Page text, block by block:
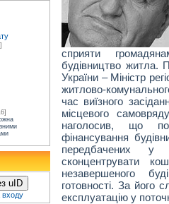
uID
сприяти
будівництво житла.
України – Міністр
житлово-
час виїзного
місцевого
наголосив, що
фінансування
передбачених у
сконцентрувати
незавершеного
готовності. За його
експлуатацію у